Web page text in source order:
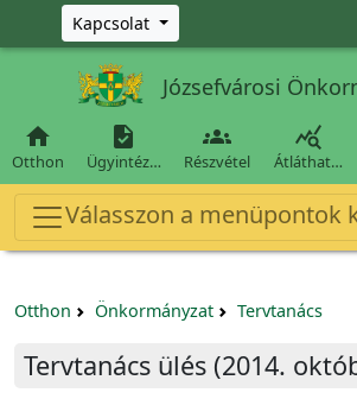
Ugrás a fő tartalomra
Kapcsolat
Józsefvárosi

Otthon

Ügyintéz…

Részvétel

Átláthat…
Válasszon a menüpontok
Otthon Önkormányzat Tervtanács
Tervtanács ülés (2014.